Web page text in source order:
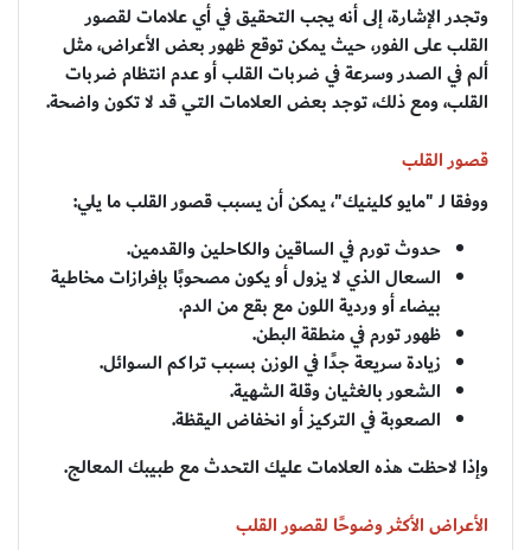
وتجدر الإشارة، إلى أنه يجب التحقيق في أي علامات لقصور
القلب على الفور، حيث يمكن توقع ظهور بعض الأعراض، مثل
ألم في الصدر وسرعة في ضربات القلب أو عدم انتظام ضربات
القلب، ومع ذلك، توجد بعض العلامات التي قد لا تكون واضحة.
قصور القلب
ووفقا لـ "مايو كلينيك"، يمكن أن يسبب قصور القلب ما يلي:
حدوث تورم في الساقين والكاحلين والقدمين.
السعال الذي لا يزول أو يكون مصحوبًا بإفرازات مخاطية
بيضاء أو وردية اللون مع بقع من الدم.
ظهور تورم في منطقة البطن.
زيادة سريعة جدًا في الوزن بسبب تراكم السوائل.
الشعور بالغثيان وقلة الشهية.
الصعوبة في التركيز أو انخفاض اليقظة.
وإذا لاحظت هذه العلامات عليك التحدث مع طبيبك المعالج.
الأعراض الأكثر وضوحًا لقصور القلب